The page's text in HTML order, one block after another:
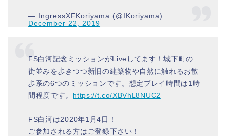
— IngressXFKoriyama (@IKoriyama)
December 22, 2019
FS白河記念ミッションがLiveしてます！城下町の
街並みを歩きつつ新旧の建築物や自然に触れるお散
歩系の6つのミッションです。想定プレイ時間は1時
間程度です。 https://t.co/XBVhL8NUC2
FS白河は2020年1月4日！
ご参加される方はご登録下さい！